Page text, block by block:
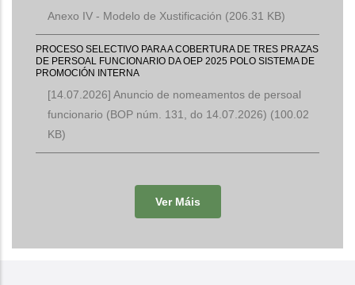
Anexo IV - Modelo de Xustificación (206.31 KB)
PROCESO SELECTIVO PARA A COBERTURA DE TRES PRAZAS
DE PERSOAL FUNCIONARIO DA OEP 2025 POLO SISTEMA DE
PROMOCIÓN INTERNA
[14.07.2026] Anuncio de nomeamentos de persoal
funcionario (BOP núm. 131, do 14.07.2026) (100.02
KB)
Ver Máis